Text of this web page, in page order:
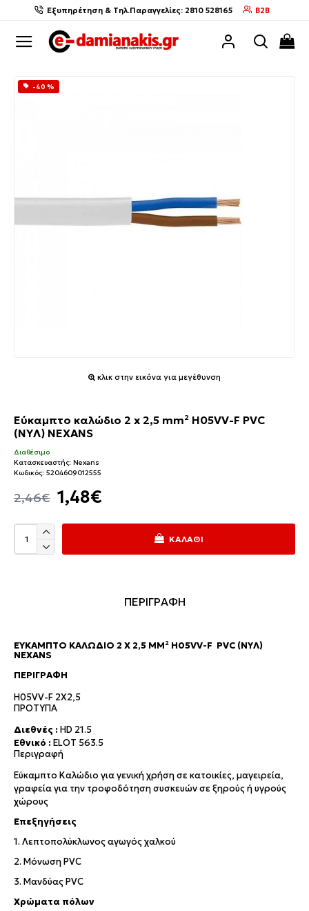
Εξυπηρέτηση & Τηλ.Παραγγελίες: 2810 528165 B2B
-40 %
κλικ στην εικόνα για μεγέθυνση
Εύκαμπτο καλώδιο 2 x 2,5 mm² H05VV-F PVC
(NYΛ) NEXANS
1,48€
2,46€
Διαθέσιμο
Κατασκευαστής: Nexans
Κωδικός: 5204609012555
ΚΑΛΆΘΙ
ΠΕΡΙΓΡΑΦΗ
ΕΎΚΑΜΠΤΟ ΚΑΛΏΔΙΟ 2 X 2,5 MM² H05VV-F PVC (NYΛ)
NEXANS
ΠΕΡΙΓΡΑΦΉ
H05VV-F 2X2,5
ΠΡΟΤΥΠΑ
Διεθνές : HD 21.5
Εθνικό : ELOT 563.5
Περιγραφή
Εύκαμπτο Καλώδιο για γενική χρήση σε κατοικίες, μαγειρεία,
γραφεία για την τροφοδότηση συσκευών σε ξηρούς ή υγρούς
χώρους
Επεξηγήσεις
1. Λεπτοπολύκλωνος αγωγός χαλκού
2. Μόνωση PVC
3. Μανδύας PVC
Χρώματα πόλων